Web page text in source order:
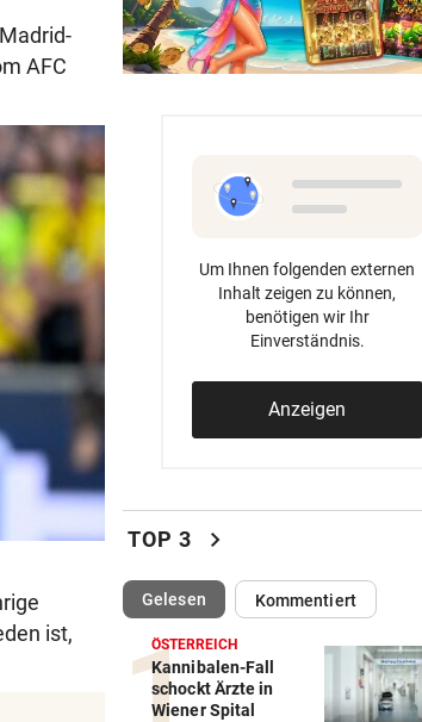
AFC
ist,
Um Ihnen folgenden externen
Inhalt zeigen zu können,
benötigen wir Ihr
Einverständnis.
Anzeigen
TOP 3 chevron_right
Gelesen(ausgewählt)Kommentiert
ÖSTERREICH
Kannibalen-Fall
schockt Ärzte in
Wiener Spital